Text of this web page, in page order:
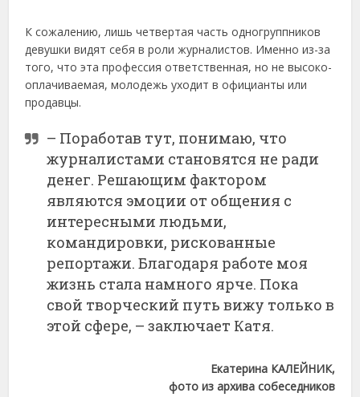
К сожалению, лишь четвертая часть одногруппников
девушки видят себя в роли журналистов. Именно из-за
того, что эта профессия ответственная, но не высоко­
оплачиваемая, молодежь уходит в официанты или
продавцы.
– Поработав тут, понимаю, что
журналистами становятся не ради
денег. Решающим фактором
являются эмоции от общения с
интересными людьми,
командировки, рискованные
репортажи. Благодаря работе моя
жизнь стала намного ярче. Пока
свой творческий путь вижу только в
этой сфере, – заключает Катя.
Екатерина КАЛЕЙНИК,
фото из архива собеседников